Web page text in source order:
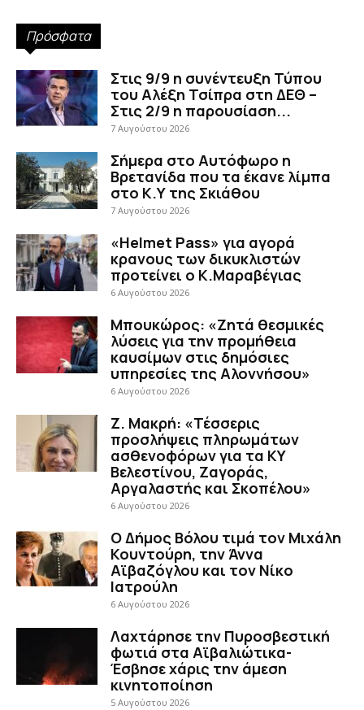
Πρόσφατα
Στις 9/9 η συνέντευξη Τύπου
του Αλέξη Τσίπρα στη ΔΕΘ –
Στις 2/9 η παρουσίαση...
7 Αυγούστου 2026
Σήμερα στο Αυτόφωρο η
Βρετανίδα που τα έκανε λίμπα
στο Κ.Υ της Σκιάθου
7 Αυγούστου 2026
«Helmet Pass» για αγορά
κρανους των δικυκλιστών
προτείνει ο Κ.Μαραβέγιας
6 Αυγούστου 2026
Μπουκώρος: «Ζητά θεσμικές
λύσεις για την προμήθεια
καυσίμων στις δημόσιες
υπηρεσίες της Αλοννήσου»
6 Αυγούστου 2026
Ζ. Μακρή: «Τέσσερις
προσλήψεις πληρωμάτων
ασθενοφόρων για τα ΚΥ
Βελεστίνου, Ζαγοράς,
Αργαλαστής και Σκοπέλου»
6 Αυγούστου 2026
Ο Δήμος Βόλου τιμά τον Μιχάλη
Κουντούρη, την Άννα
Αϊβαζόγλου και τον Νίκο
Ιατρούλη
6 Αυγούστου 2026
Λαχτάρησε την Πυροσβεστική
φωτιά στα Αϊβαλιώτικα-
Έσβησε χάρις την άμεση
κινητοποίηση
5 Αυγούστου 2026